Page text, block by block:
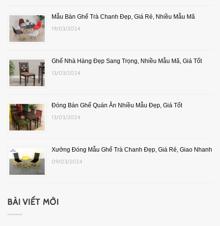
Mẫu Bàn Ghế Trà Chanh Đẹp, Giá Rẻ, Nhiều Mẫu Mã
19/03/2024
Ghế Nhà Hàng Đẹp Sang Trọng, Nhiều Mẫu Mã, Giá Tốt
13/03/2024
Đóng Bàn Ghế Quán Ăn Nhiều Mẫu Đẹp, Giá Tốt
13/03/2024
Xưởng Đóng Mẫu Ghế Trà Chanh Đẹp, Giá Rẻ, Giao Nhanh
09/03/2024
BÀI VIẾT MỚI